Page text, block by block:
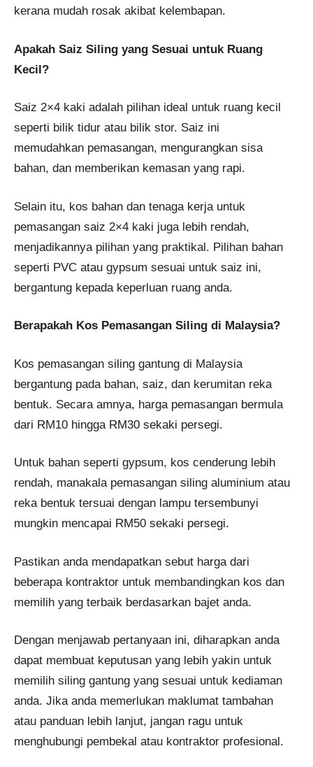
kerana mudah rosak akibat kelembapan.
Apakah Saiz Siling yang Sesuai untuk Ruang
Kecil?
Saiz 2×4 kaki adalah pilihan ideal untuk ruang kecil
seperti bilik tidur atau bilik stor. Saiz ini
memudahkan pemasangan, mengurangkan sisa
bahan, dan memberikan kemasan yang rapi.
Selain itu, kos bahan dan tenaga kerja untuk
pemasangan saiz 2×4 kaki juga lebih rendah,
menjadikannya pilihan yang praktikal. Pilihan bahan
seperti PVC atau gypsum sesuai untuk saiz ini,
bergantung kepada keperluan ruang anda.
Berapakah Kos Pemasangan Siling di Malaysia?
Kos pemasangan siling gantung di Malaysia
bergantung pada bahan, saiz, dan kerumitan reka
bentuk. Secara amnya, harga pemasangan bermula
dari RM10 hingga RM30 sekaki persegi.
Untuk bahan seperti gypsum, kos cenderung lebih
rendah, manakala pemasangan siling aluminium atau
reka bentuk tersuai dengan lampu tersembunyi
mungkin mencapai RM50 sekaki persegi.
Pastikan anda mendapatkan sebut harga dari
beberapa kontraktor untuk membandingkan kos dan
memilih yang terbaik berdasarkan bajet anda.
Dengan menjawab pertanyaan ini, diharapkan anda
dapat membuat keputusan yang lebih yakin untuk
memilih siling gantung yang sesuai untuk kediaman
anda. Jika anda memerlukan maklumat tambahan
atau panduan lebih lanjut, jangan ragu untuk
menghubungi pembekal atau kontraktor profesional.